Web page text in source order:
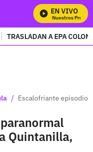
EN VIVO
Mira Todos Nuestros
TRASLADAN A EPA
/ Escalofriante episodio
Quintanilla,